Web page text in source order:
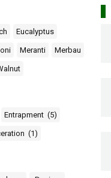
Eucalyptus
Meranti Merbau
Entrapment (5)
(1)